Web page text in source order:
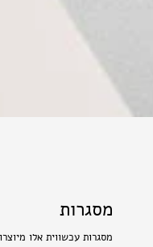
מסגרות
מסגרות עכשווית אלו